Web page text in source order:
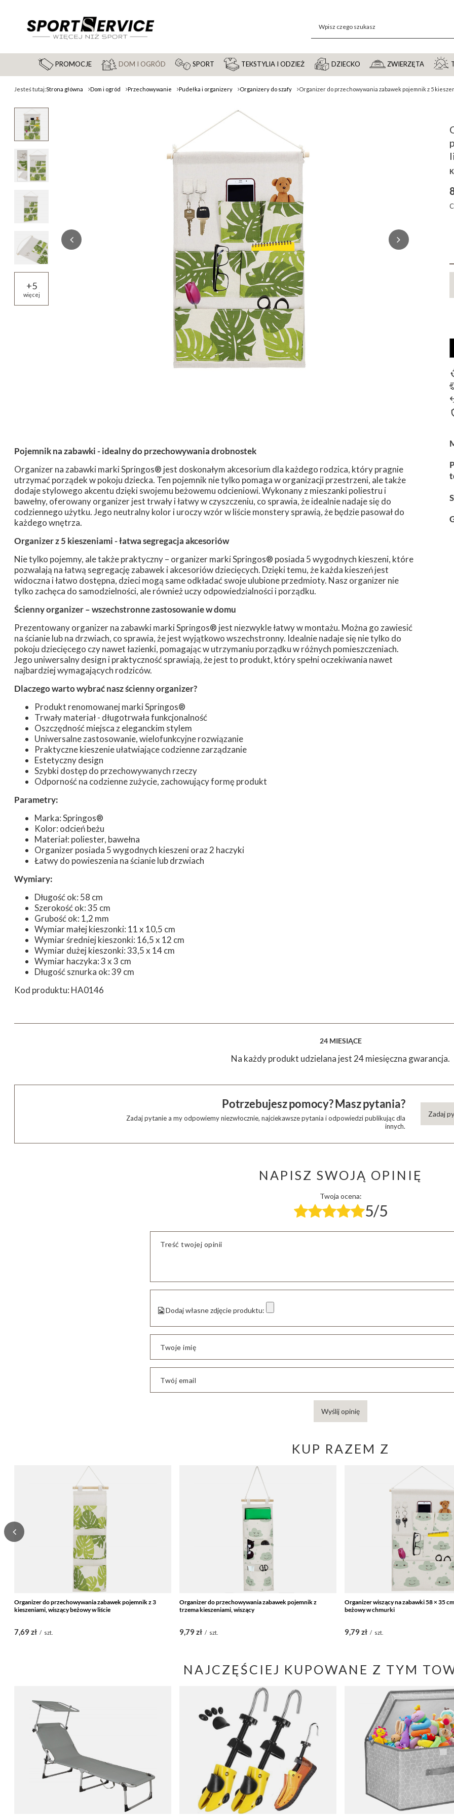
PROMOCJE DOM I OGRÓD SPORT TEKSTYLIA I ODZIEŻ DZIECKO ZWIERZĘTA
Jesteś tutaj:Strona główna Dom i ogród Przechowywanie Pudełka i organizery Organizery do szafy Organizer do przechowywania zabawek pojemnik z 5
+5
więcej
Pojemnik na zabawki - idealny do przechowywania drobnostek
Organizer na zabawki marki Springos® jest doskonałym akcesorium dla każdego rodzica, który pragnie
utrzymać porządek w pokoju dziecka. Ten pojemnik nie tylko pomaga w organizacji przestrzeni, ale także
dodaje stylowego akcentu dzięki swojemu beżowemu odcieniowi. Wykonany z mieszanki poliestru i
bawełny, oferowany organizer jest trwały i łatwy w czyszczeniu, co sprawia, że idealnie nadaje się do
codziennego użytku. Jego neutralny kolor i uroczy wzór w liście monstery sprawią, że będzie pasował do
każdego wnętrza.
Organizer z 5 kieszeniami - łatwa segregacja akcesoriów
Nie tylko pojemny, ale także praktyczny – organizer marki Springos® posiada 5 wygodnych kieszeni, które
pozwalają na łatwą segregację zabawek i akcesoriów dziecięcych. Dzięki temu, że każda kieszeń jest
widoczna i łatwo dostępna, dzieci mogą same odkładać swoje ulubione przedmioty. Nasz organizer nie
tylko zachęca do samodzielności, ale również uczy odpowiedzialności i porządku.
Ścienny organizer – wszechstronne zastosowanie w domu
Prezentowany organizer na zabawki marki Springos® jest niezwykle łatwy w montażu. Można go zawiesić
na ścianie lub na drzwiach, co sprawia, że jest wyjątkowo wszechstronny. Idealnie nadaje się nie tylko do
pokoju dziecięcego czy nawet łazienki, pomagając w utrzymaniu porządku w różnych pomieszczeniach.
Jego uniwersalny design i praktyczność sprawiają, że jest to produkt, który spełni oczekiwania nawet
najbardziej wymagających rodziców.
Dlaczego warto wybrać nasz ścienny organizer?
Produkt renomowanej marki Springos®
Trwały materiał - długotrwała funkcjonalność
Oszczędność miejsca z eleganckim stylem
Uniwersalne zastosowanie, wielofunkcyjne rozwiązanie
Praktyczne kieszenie ułatwiające codzienne zarządzanie
Estetyczny design
Szybki dostęp do przechowywanych rzeczy
Odporność na codzienne zużycie, zachowujący formę produkt
Parametry:
Marka: Springos®
Kolor: odcień beżu
Materiał: poliester, bawełna
Organizer posiada 5 wygodnych kieszeni oraz 2 haczyki
Łatwy do powieszenia na ścianie lub drzwiach
Wymiary:
Długość ok: 58 cm
Szerokość ok: 35 cm
Grubość ok: 1,2 mm
Wymiar małej kieszonki: 11 x 10,5 cm
Wymiar średniej kieszonki: 16,5 x 12 cm
Wymiar dużej kieszonki: 33,5 x 14 cm
Wymiar haczyka: 3 x 3 cm
Długość sznurka ok: 39 cm
Kod produktu: HA0146
24 MIESIĄCE
Na każdy produkt udzielana jest 24 miesięczna gwarancja.
Potrzebujesz pomocy? Masz pytania?
Zadaj pytanie a my odpowiemy niezwłocznie, najciekawsze pytania i odpowiedzi publikując dla
innych.
Zadaj
NAPISZ SWOJĄ OPINIĘ
Twoja ocena:
5/5
Treść twojej opinii
Dodaj własne zdjęcie produktu:
Twoje imię
Twój email
Wyślij opinię
KUP RAZEM Z
Organizer do przechowywania zabawek pojemnik z 3
kieszeniami, wiszący beżowy w liście
7,69 zł / szt.
Organizer do przechowywania zabawek pojemnik z
trzema kieszeniami, wiszący
9,79 zł / szt.
Organizer wiszący na zabawki 58 × 35
beżowy w chmurki
9,79 zł / szt.
NAJCZĘŚCIEJ KUPOWANE Z TYM